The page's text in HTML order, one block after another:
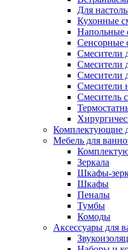
Для
Кухонные
Напольные
Сенсорные
Смесители
Смесители
Смесители
Смесители
Смеситель
Комплектующие
Мебель для
Зеркала
Шкафы-
Шкафы
Пеналы
Тумбы
Комоды
Аксессуары для